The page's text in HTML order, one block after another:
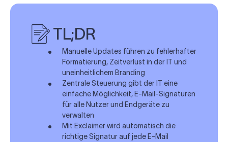
TL;DR
Manuelle Updates führen zu fehlerhafter
Formatierung, Zeitverlust in der IT und
uneinheitlichem Branding
Zentrale Steuerung gibt der IT eine
einfache Möglichkeit, E-Mail-Signaturen
für alle Nutzer und Endgeräte zu
verwalten
Mit Exclaimer wird automatisch die
richtige Signatur auf jede E-Mail